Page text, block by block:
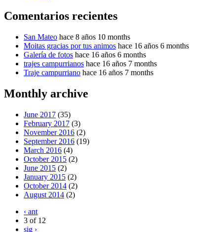
Comentarios recientes
San Mateo hace 8 años 10 months
Moitas gracias por tus animos hace 16 años 6 months
Galería de fotos hace 16 años 6 months
trajes campurrianos hace 16 años 7 months
Traje campurriano hace 16 años 7 months
Monthly archive
June 2017 (35)
February 2017 (3)
November 2016 (2)
September 2016 (19)
March 2016 (4)
October 2015 (2)
June 2015 (2)
January 2015 (2)
October 2014 (2)
August 2014 (2)
‹ ant
3 of 12
sig ›